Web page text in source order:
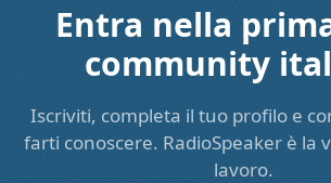
Entra nella
community
Iscriviti, completa il tuo profilo e
farti conoscere. RadioSpeaker è la
lavoro.